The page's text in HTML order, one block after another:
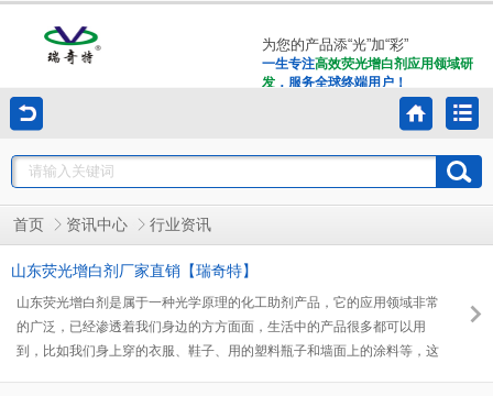
为您的产品添“光”加“彩”
一生专注高效荧光增白剂应用领域研
发 ，服务全球终端用户！
首页 资讯中心 行业资讯
山东荧光增白剂厂家直销【瑞奇特】
山东荧光增白剂是属于一种光学原理的化工助剂产品，它的应用领域非常
的广泛，已经渗透着我们身边的方方面面，生活中的产品很多都可以用
到，比如我们身上穿的衣服、鞋子、用的塑料瓶子和墙面上的涂料等，这